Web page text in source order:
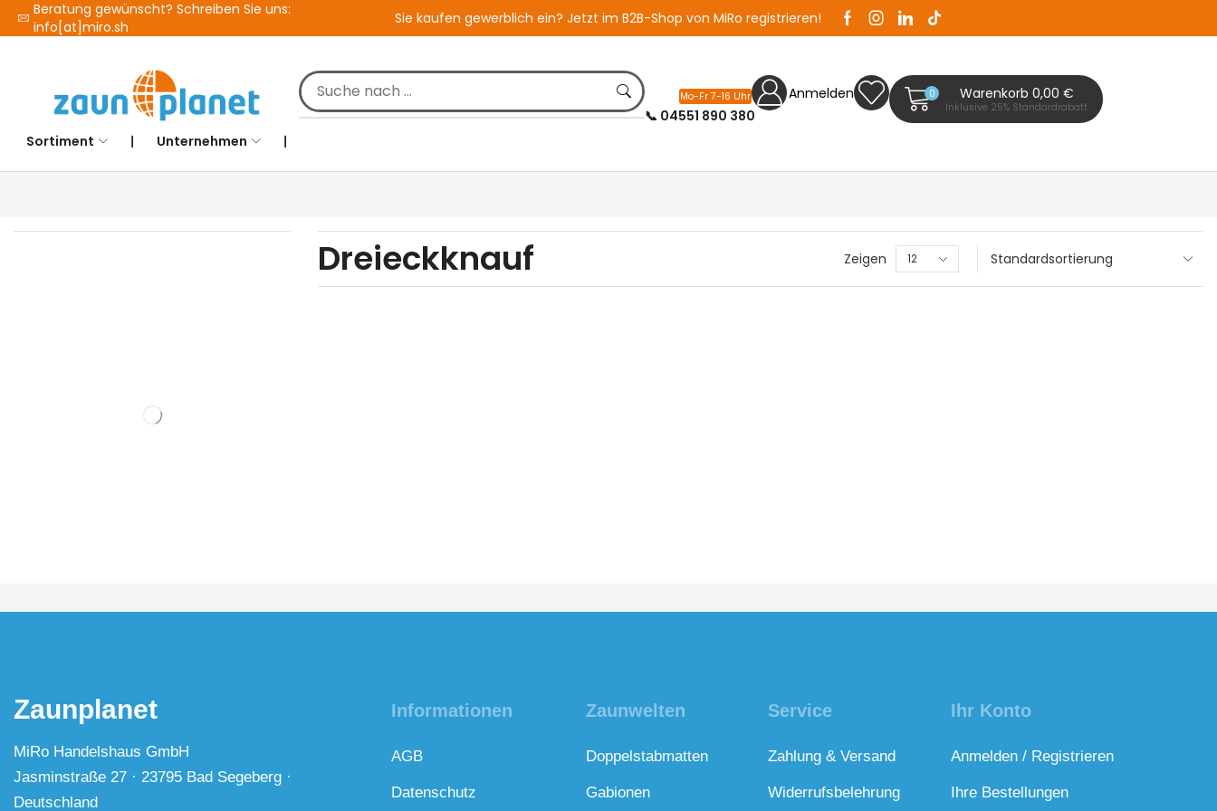
Beratung gewünscht? Schreiben Sie uns:
info[at]miro.sh
Sie kaufen gewerblich ein?Jetzt im B2B-Shop von MiRo registrieren! Zaunplanet ist Ihr Zaunfachhändler in Bad
Sortiment ❘ Unternehmen ❘
Mo-Fr 7-16 Uhr
📞 04551 890 380
Anmelden 0 Warenkorb 0,00 €
Inklusive 25% Standardrabatt
Dreieckknauf Zeigen
Zaunplanet
MiRo Handelshaus GmbH
Jasminstraße 27 · 23795 Bad Segeberg ·
Deutschland
Informationen
AGB
Datenschutz
Zaunwelten
Doppelstabmatten
Gabionen
Service
Zahlung & Versand
Widerrufsbelehrung
Ihr Konto
Anmelden / Registrieren
Ihre Bestellungen